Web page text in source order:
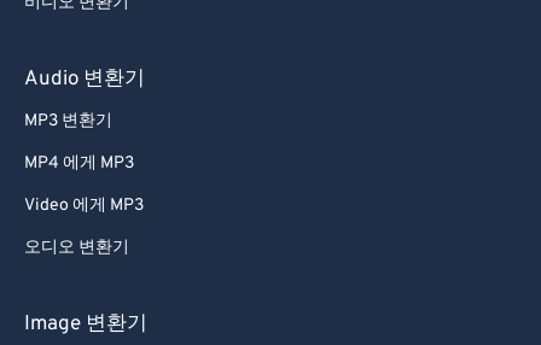
Audio 변환기
MP3 변환기
MP4 에게 MP3
Video 에게 MP3
오디오 변환기
Image 변환기